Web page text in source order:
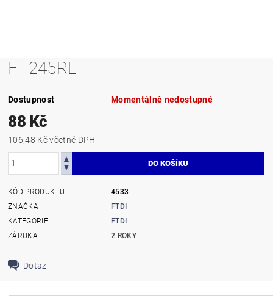
FT245RL
Dostupnost Momentálně nedostupné
88 Kč
106,48 Kč včetně DPH
KÓD PRODUKTU
4533
ZNAČKA
FTDI
KATEGORIE
FTDI
ZÁRUKA
2 ROKY
Dotaz